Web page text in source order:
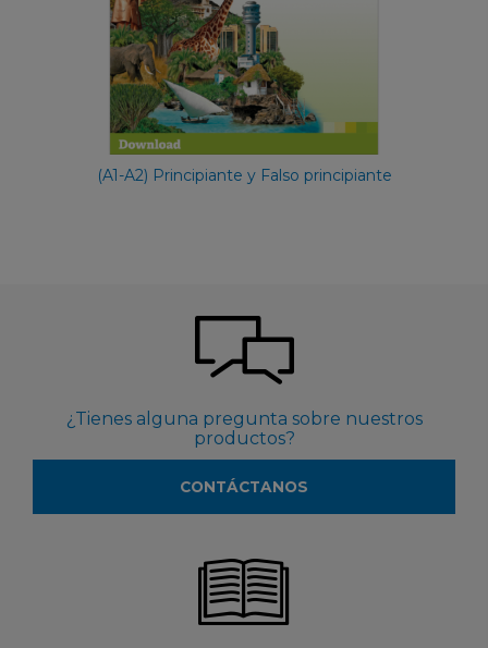
(A1-A2) Principiante y Falso principiante
¿Tienes alguna pregunta sobre nuestros
productos?
CONTÁCTANOS